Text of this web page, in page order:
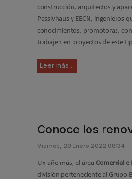
construcción, arquitectos y
Passivhaus y EECN, ingenieros
conocimientos, promotoras,
trabajen en proyectos de este
Leer más ...
Conoce los
Viernes, 28 Enero 2022 08:34
Un año más, el área Comercial e
división perteneciente al Grupo